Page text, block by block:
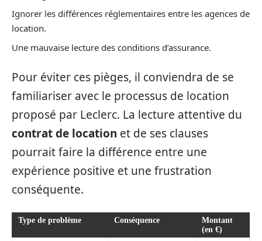
Ignorer les différences réglementaires entre les agences de
location.
Une mauvaise lecture des conditions d’assurance.
Pour éviter ces pièges, il conviendra de se
familiariser avec le processus de location
proposé par Leclerc. La lecture attentive du
contrat de location et de ses clauses
pourrait faire la différence entre une
expérience positive et une frustration
conséquente.
Type de problème Conséquence
Montant
(en €)